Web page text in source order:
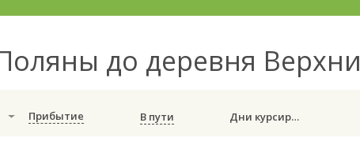
до деревня
Прибытие В пути Дни курсирования